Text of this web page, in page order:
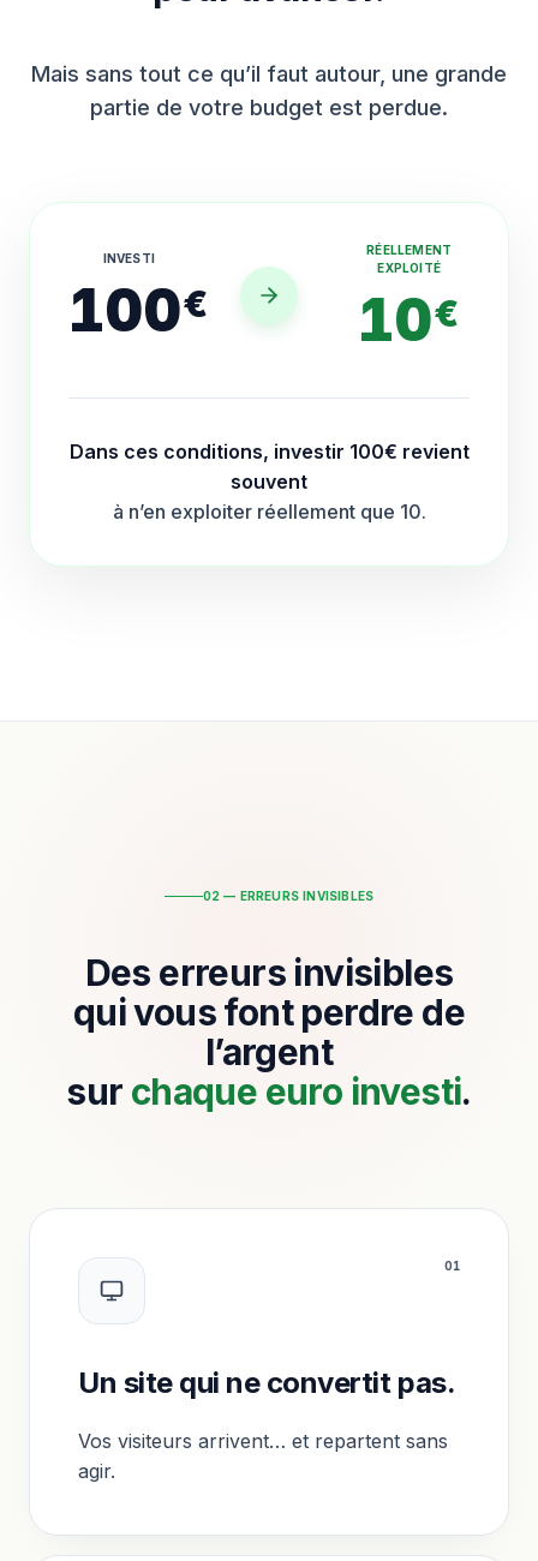
Mais sans tout ce qu’il faut autour, une grande
partie de votre budget est perdue.
INVESTI
100€
RÉELLEMENT
EXPLOITÉ
10€
Dans ces conditions, investir 100€ revient
souvent
à n’en exploiter réellement que 10.
02 — ERREURS INVISIBLES
Des erreurs invisibles
qui vous font perdre de
l’argent
sur chaque euro investi.
01
Un site qui ne convertit pas.
Vos visiteurs arrivent… et repartent sans
agir.